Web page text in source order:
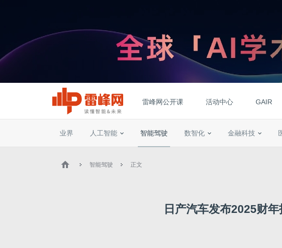
雷峰网公开课 活动中心 GAIR
业界 人工智能 智能驾驶 数智化 金融科技
智能驾驶 正文
日产汽车发布2025财